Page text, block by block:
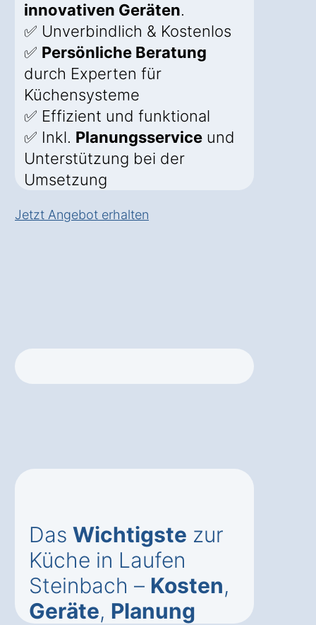
innovativen Geräten.
✅ Unverbindlich & Kostenlos
✅ Persönliche Beratung
durch Experten für
Küchensysteme
✅ Effizient und funktional
✅ Inkl. Planungsservice und
Unterstützung bei der
Umsetzung
Jetzt Angebot erhalten
Das Wichtigste zur
Küche in Laufen
Steinbach – Kosten,
Geräte, Planung